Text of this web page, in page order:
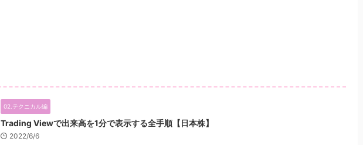
02.テクニカル編
Trading Viewで出来高を1分で表示する全手順【日本株】
2022/6/6